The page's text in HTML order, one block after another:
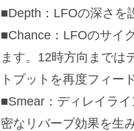
■Depth：LFOの深さを
■Chance：LFOのサイ
ます。12時方向までは
トプットを再度フィー
■Smear：ディレイラ
密なリバーブ効果を生